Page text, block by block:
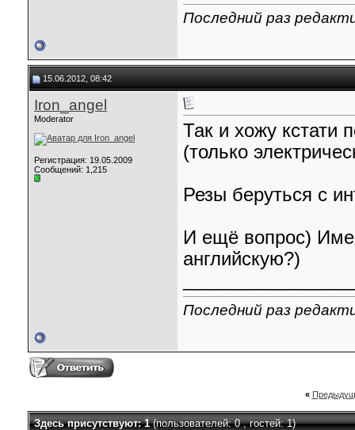
Последний раз
15.06.2012, 08:42
Iron_angel
Moderator
Регистрация: 19.05.2009
Сообщений: 1,215
Так и хожу кстати
(только
Резы беруться с
И ещё вопрос)
английскую?)
Последний раз
«
Здесь присутствуют: 1(пользователей: 0 , гостей: 1)